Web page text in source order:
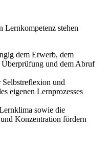
stehen
dem Erwerb, dem
Überprüfung und dem Abruf
Selbstreflexion und
eigenen Lernprozesses
sowie die
Konzentration fördern